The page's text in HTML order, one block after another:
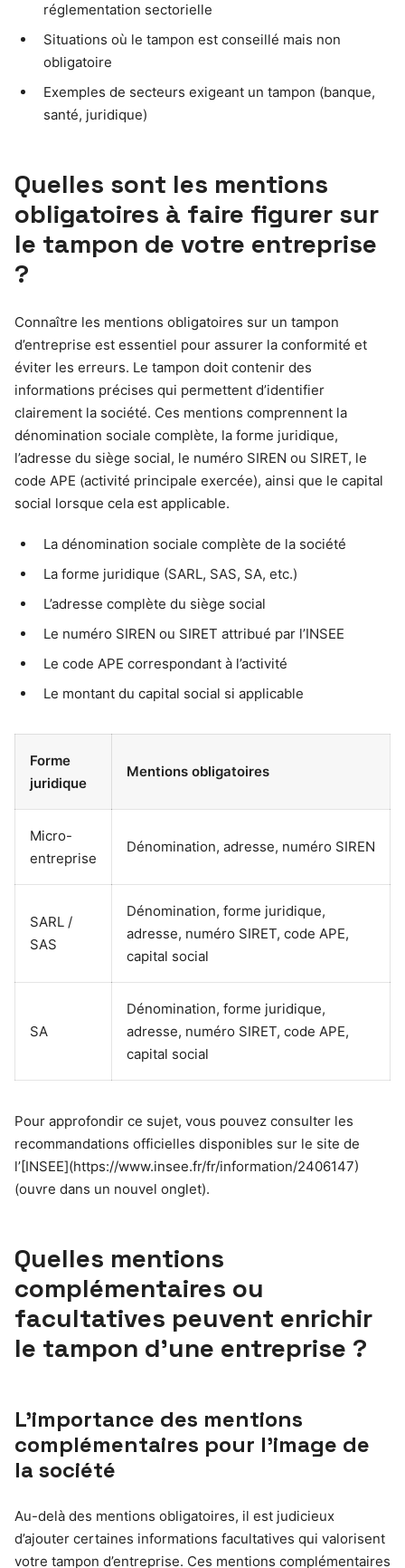
réglementation sectorielle
Situations où le tampon est conseillé mais non
obligatoire
Exemples de secteurs exigeant un tampon (banque,
santé, juridique)
Quelles sont les mentions
obligatoires à faire figurer sur
le tampon de votre entreprise
?
Connaître les mentions obligatoires sur un tampon
d’entreprise est essentiel pour assurer la conformité et
éviter les erreurs. Le tampon doit contenir des
informations précises qui permettent d’identifier
clairement la société. Ces mentions comprennent la
dénomination sociale complète, la forme juridique,
l’adresse du siège social, le numéro SIREN ou SIRET, le
code APE (activité principale exercée), ainsi que le capital
social lorsque cela est applicable.
La dénomination sociale complète de la société
La forme juridique (SARL, SAS, SA, etc.)
L’adresse complète du siège social
Le numéro SIREN ou SIRET attribué par l’INSEE
Le code APE correspondant à l’activité
Le montant du capital social si applicable
Forme
juridique
Mentions obligatoires
Micro-
entreprise
Dénomination, adresse, numéro SIREN
SARL /
SAS
Dénomination, forme juridique,
adresse, numéro SIRET, code APE,
capital social
SA
Dénomination, forme juridique,
adresse, numéro SIRET, code APE,
capital social
Pour approfondir ce sujet, vous pouvez consulter les
recommandations officielles disponibles sur le site de
l’[INSEE](https://www.insee.fr/fr/information/2406147)
(ouvre dans un nouvel onglet).
Quelles mentions
complémentaires ou
facultatives peuvent enrichir
le tampon d’une entreprise ?
L’importance des mentions
complémentaires pour l’image de
la société
Au-delà des mentions obligatoires, il est judicieux
d’ajouter certaines informations facultatives qui valorisent
votre tampon d’entreprise. Ces mentions complémentaires